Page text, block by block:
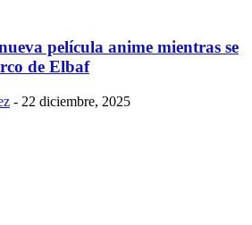
película anime mientras se
de Elbaf
- 22 diciembre, 2025